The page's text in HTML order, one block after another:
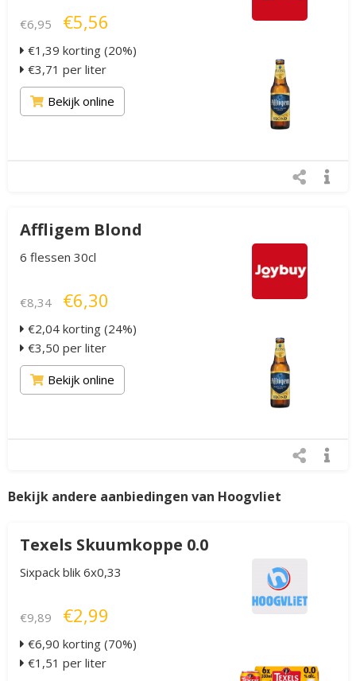
€6,95 €5,56
€1,39 korting (20%)
€3,71 per liter
Bekijk online
Affligem Blond
6 flessen 30cl
€8,34 €6,30
€2,04 korting (24%)
€3,50 per liter
Bekijk online
Bekijk andere aanbiedingen van Hoogvliet
Texels Skuumkoppe 0.0
Sixpack blik 6x0,33
€9,89 €2,99
€6,90 korting (70%)
€1,51 per liter